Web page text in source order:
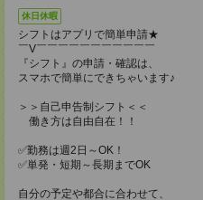
休日休暇
シフトはアプリで簡単申請★
￣V￣￣￣￣￣￣￣￣￣￣￣
『シフト』の申請・確認は、
スマホで簡単にできちゃいます♪
＞＞自己申告制シフト＜＜
働き方は自由自在！！
✅勤務は週2日～OK！
✅単発・短期～長期までOK
自分の予定や都合に合わせて、